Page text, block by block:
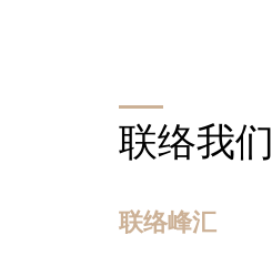
联络我们
联络峰汇